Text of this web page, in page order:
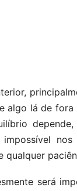
algo lá de
impossível
será